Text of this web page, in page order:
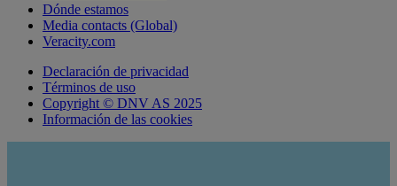
Dónde estamos
Media contacts (Global)
Veracity.com
Declaración de privacidad
Términos de uso
Copyright © DNV AS 2025
Información de las cookies